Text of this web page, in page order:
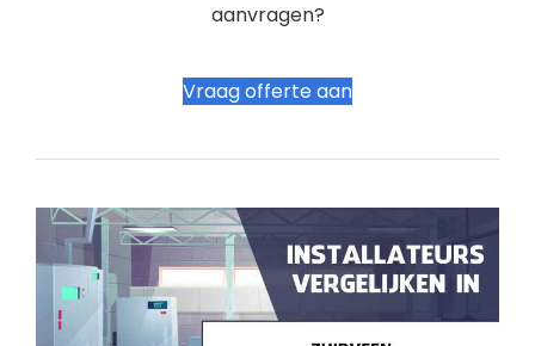
aanvragen?
Vraag offerte aan